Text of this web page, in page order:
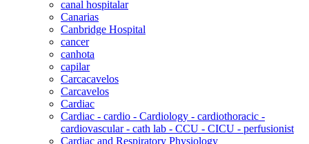
canal hospitalar
Canarias
Canbridge Hospital
cancer
canhota
capilar
Carcacavelos
Carcavelos
Cardiac
Cardiac - cardio - Cardiology - cardiothoracic -
cardiovascular - cath lab - CCU - CICU - perfusionist
Cardiac and Respiratory Physiology